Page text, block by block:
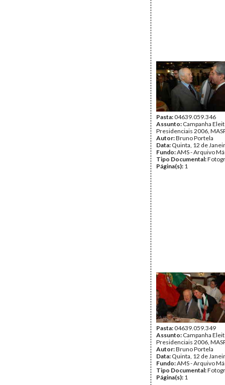
Pasta:04639.059.346
Assunto: Campanha
Presidenciais 2006,
Autor:Bruno Portela
Data: Quinta, 12 de
Fundo:AMS - Arquivo
Tipo Documental:
Página(s): 1
Pasta:04639.059.349
Assunto: Campanha
Presidenciais 2006,
Autor:Bruno Portela
Data: Quinta, 12 de
Fundo:AMS - Arquivo
Tipo Documental:
Página(s): 1